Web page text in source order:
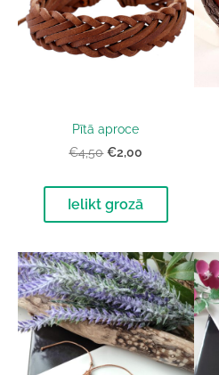
Pītā aproce
€4,50 €2,00
Ielikt grozā